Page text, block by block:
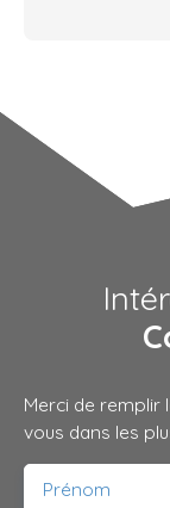
Merci de remplir
vous dans les
Prénom